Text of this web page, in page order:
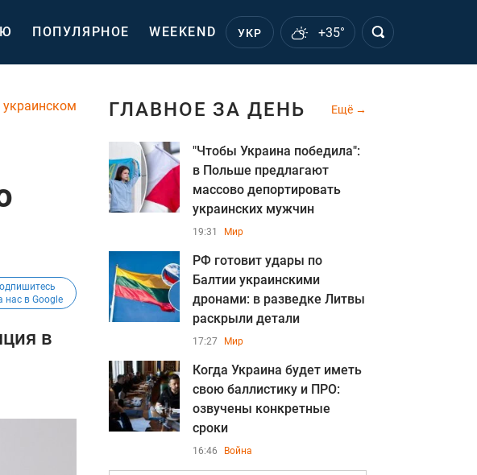
ПОПУЛЯРНОЕ WEEKEND УКР +35°
украинском
нас в Google
в
ГЛАВНОЕ ЗА ДЕНЬ Ещё
"Чтобы Украина победила":
в Польше предлагают
массово депортировать
украинских мужчин
19:31 Мир
РФ готовит удары по
Балтии украинскими
дронами: в разведке Литвы
раскрыли детали
17:27 Мир
Когда Украина будет иметь
свою баллистику и ПРО:
озвучены конкретные
сроки
16:46 Война